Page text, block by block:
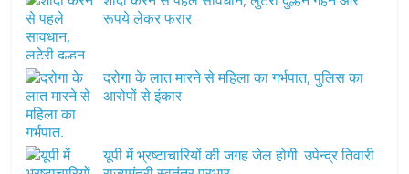
रूपये लेकर फरार
दरोगा के लात मारने से महिला का गर्भपात, पुलिस का
आरोपों से इंकार
यूपी में भ्रष्टाचारियों की जगह जेल होगी: उपेन्द्र तिवारी